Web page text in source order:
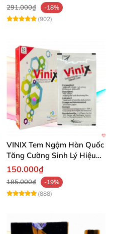
291.000₫
-18%
(902)
VINIX Tem Ngậm Hàn Quốc
Tăng Cường Sinh Lý Hiệu
Quả
150.000₫
185.000₫
-19%
(888)